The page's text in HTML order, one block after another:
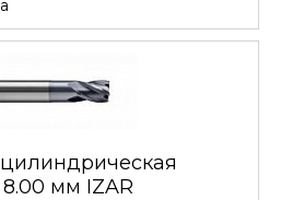
8.00 мм IZAR